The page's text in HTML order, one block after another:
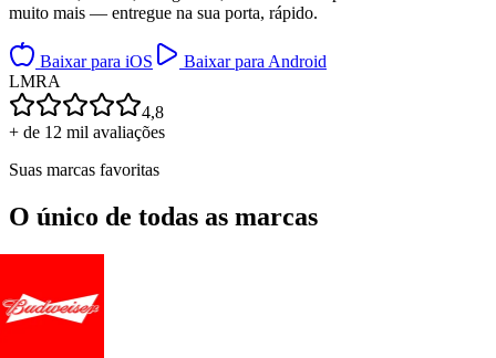
muito mais — entregue na sua porta, rápido.
Baixar para iOS
Baixar para Android
LMRA
4,8
+ de 12 mil avaliações
Suas marcas favoritas
O único de todas as marcas